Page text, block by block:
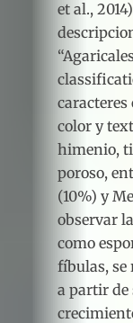
et al.,
color y
himenio,
poroso,
(10%) y
observar
como
fíbulas, se
a partir de